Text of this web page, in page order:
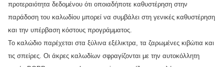
προτεραιότητα δεδομένου ότι οποιαδήποτε καθυστέρηση στην
παράδοση του καλωδίου μπορεί να συμβάλει στη γενικές καθυστέρηση
και την υπέρβαση κόστους προγράμματος.
Το καλώδιο παρέχεται στα ξύλινα εξέλικτρα, τα ζαρωμένες κιβώτια και
τις σπείρες. Οι άκρες καλωδίων σφραγίζονται με την αυτοκόλλητη